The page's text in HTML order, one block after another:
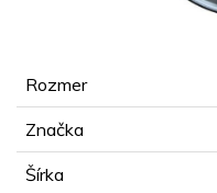
Rozmer
Značka
Šírka